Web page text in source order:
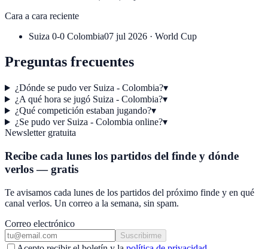
Cara a cara reciente
Suiza 0-0 Colombia07 jul 2026 · World Cup
Preguntas frecuentes
¿Dónde se pudo ver Suiza - Colombia?▾
¿A qué hora se jugó Suiza - Colombia?▾
¿Qué competición estaban jugando?▾
¿Se pudo ver Suiza - Colombia online?▾
Newsletter gratuita
Recibe cada lunes los partidos del finde y dónde
verlos — gratis
Te avisamos cada lunes de los partidos del próximo finde y en qué
canal verlos. Un correo a la semana, sin spam.
Correo electrónico
Suscribirme